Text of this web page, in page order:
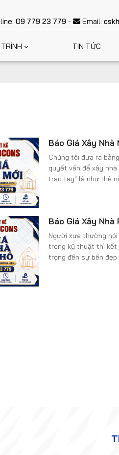
để cạnh tranh - Lấy sự bằng lòng
09 779 23 779 - Email:
TIN TỨC
Báo Giá Xây Nhà
Chúng tôi đưa ra
quyết vấn để xây
trao tay" là như thế
mình.
Báo Giá Xây Nhà
Người xưa thường
trong kỹ thuật thì kết
trọng đến sự bền đẹp